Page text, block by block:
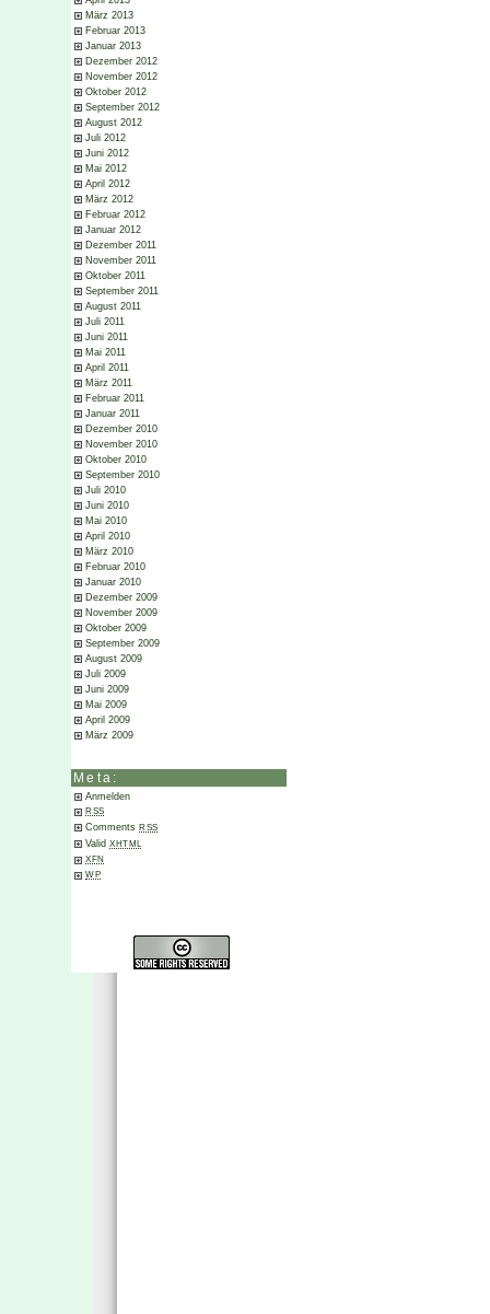
März 2013
Februar 2013
Januar 2013
Dezember 2012
November 2012
Oktober 2012
September 2012
August 2012
Juli 2012
Juni 2012
Mai 2012
April 2012
März 2012
Februar 2012
Januar 2012
Dezember 2011
November 2011
Oktober 2011
September 2011
August 2011
Juli 2011
Juni 2011
Mai 2011
April 2011
März 2011
Februar 2011
Januar 2011
Dezember 2010
November 2010
Oktober 2010
September 2010
Juli 2010
Juni 2010
Mai 2010
April 2010
März 2010
Februar 2010
Januar 2010
Dezember 2009
November 2009
Oktober 2009
September 2009
August 2009
Juli 2009
Juni 2009
Mai 2009
April 2009
März 2009
Meta:
Anmelden
RSS
Comments RSS
Valid XHTML
XFN
WP